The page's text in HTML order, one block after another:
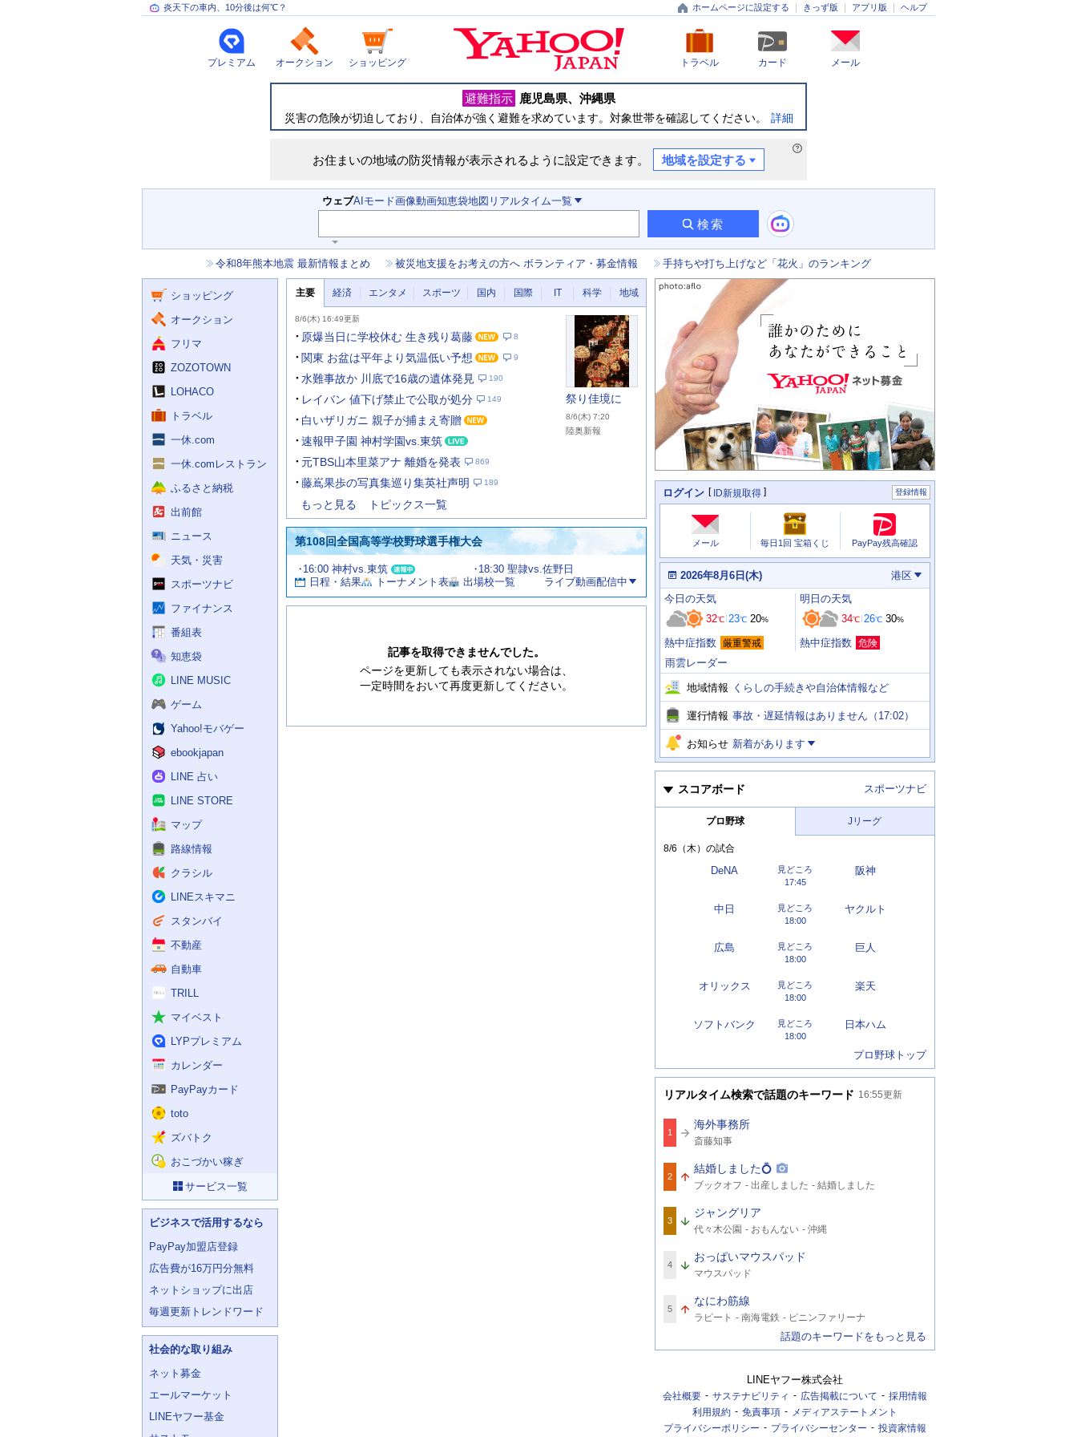
炎天下の車内、10分後は何℃？ ホームページに設定する きっず版 アプリ版 ヘルプ
トラベル カード メール
プレミアム オークション ショッピング
災
避難指示 鹿児島県 沖縄県
災害の危険が切迫しており、自治体が強く避難を求めています。対象世帯を確認してください。 詳細
お住まいの地域の防災情報が表示されるように設定できます。 地域を設定する
検
索
ウェブAIモード画像動画知恵袋地図 リアルタイム一覧
検索
ワ
ー
力
補
助
を
開
く
せ
令和8年熊本地震 最新情報まとめ 被災地支援をお考えの方へ ボランティア・募金情報 手持ちや打ち上げなど「花火」のランキング
ビ
ショッピング
オークション
フリマ
ZOZOTOWN
LOHACO
トラベル
一休.com
一休.comレストラン
ふるさと納税
出前館
ニュース
天気・災害
スポーツナビ
ファイナンス
番組表
知恵袋
LINE MUSIC
ゲーム
Yahoo!モバゲー
ebookjapan
LINE 占い
LINE STORE
マップ
路線情報
クラシル
LINEスキマニ
スタンバイ
不動産
自動車
TRILL
マイベスト
LYPプレミアム
カレンダー
PayPayカード
toto
ズバトク
おこづかい稼ぎ
サービス一覧
ビジネスで活用するなら
PayPay加盟店登録
広告費が16万円分無料
ネットショップに出店
毎週更新トレンドワード
社会的な取り組み
ネット募金
エールマーケット
LINEヤフー基金
ュ
ス
主要 経済 エンタメ スポーツ 国内 国際 IT 科学 地域
要
ニ
ー
8/6(木) 16:49更新
原爆当日に学校休む 生き残り葛藤 8
関東 お盆は平年より気温低い予想 9
水難事故か 川底で16歳の遺体発見 190
レイバン 値下げ禁止で公取が処分 149
白いザリガニ 親子が捕まえ寄贈
速報甲子園 神村学園vs.東筑
元TBS山本里菜アナ 離婚を発表
869
藤嶌果歩の写真集巡り集英社声明 189
祭り佳境に
8/6(木) 7:20
陸奥新報
もっと見る トピックス一覧
第108回全国高等学校野球選手権大会
試
合
情
16:00 神村vs.東筑
18:30 聖隷vs.佐野日
日程・結果
トーナメント表 出場校一覧 ライブ動画配信中
お
す
す
記事を取得できませんでした。
ページを更新しても表示されない場合は、
一定時間をおいて再度更新してください。
個
人
情
報
ログイン ID新規取得 登録情報
あ
た
の
ス
ス
メール 毎日1回 宝箱くじ PayPay残高確認
本
日
の
天
気
運
情
報
2026年8月6日(木) 港区
今
日
明
日
の
天
気
今日 の天気
32℃ 23℃ 20%
熱中症指数 厳重警戒
明日 の天気
34℃ 26℃ 30%
熱中症指数 危険
雨雲レーダー
地域情報 くらしの手続きや自治体情報など
運行情報 事故・遅延情報はありません（17:02）
お知らせ 新着があります
スコアボード スポーツナビ
プロ野球 Jリーグ
8/6（木） の試合
DeNA 阪神
17:45
見どころ
中日 ヤクルト
18:00
見どころ
広島 巨人
18:00
見どころ
オリックス 楽天
18:00
見どころ
ソフトバンク 日本ハム
18:00
見どころ
プロ野球トップ
リアルタイム検索で話題のキーワード 16:55更新
1
海外事務所
関
連
ー
ド
斎藤知事
2
結婚しました💍
関
連
ー
ド
ブックオフ 出産しました 結婚しました
3
ジャングリア
関
連
ー
ド
代々木公園 おもんない 沖縄
4
おっぱいマウスパッド
関
連
ー
ド
マウスパッド
5
なにわ筋線
関
連
ラピート 南海電鉄 ピニンファリーナ
話題のキーワードをもっと見る
LINEヤフー株式会社
会社概要 サステナビリティ 広告掲載について
採用情報
利用規約
免責事項
メディアステートメント
プライバシーポリシー
プライバシーセンター 投資家情報